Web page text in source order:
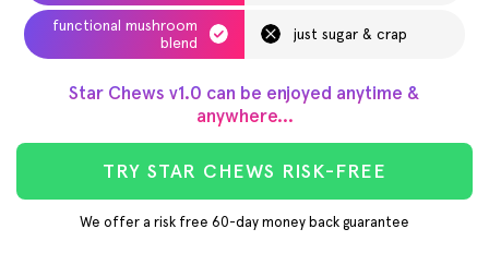
functional mushroom
blend
just sugar & crap
Star Chews v1.0 can be enjoyed anytime &
anywhere...
TRY STAR CHEWS RISK-FREE
We offer a risk free 60-day money back guarantee